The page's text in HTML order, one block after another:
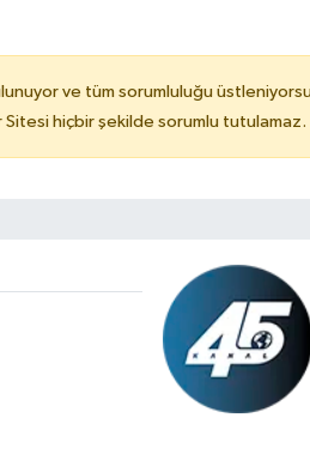
ve tüm sorumluluğu
hiçbir şekilde sorumlu tutulamaz.